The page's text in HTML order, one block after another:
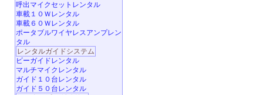
呼出マイクセットレンタル
車載１０Ｗレンタル
車載６０Ｗレンタル
ポータブルワイヤレスアンプレン
タル
レンタルガイドシステム
ビーガイドレンタル
マルチマイクレンタル
ガイド１０台レンタル
ガイド５０台レンタル